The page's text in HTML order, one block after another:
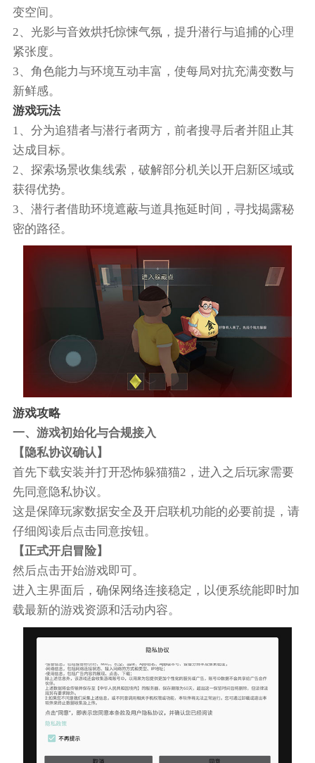
变空间。
2、光影与音效烘托惊悚气氛，提升潜行与追捕的心理
紧张度。
3、角色能力与环境互动丰富，使每局对抗充满变数与
新鲜感。
游戏玩法
1、分为追猎者与潜行者两方，前者搜寻后者并阻止其
达成目标。
2、探索场景收集线索，破解部分机关以开启新区域或
获得优势。
3、潜行者借助环境遮蔽与道具拖延时间，寻找揭露秘
密的路径。
游戏攻略
一、游戏初始化与合规接入
【隐私协议确认】
首先下载安装并打开恐怖躲猫猫2，进入之后玩家需要
先同意隐私协议。
这是保障玩家数据安全及开启联机功能的必要前提，请
仔细阅读后点击同意按钮。
【正式开启冒险】
然后点击开始游戏即可。
进入主界面后，确保网络连接稳定，以便系统能即时加
载最新的游戏资源和活动内容。